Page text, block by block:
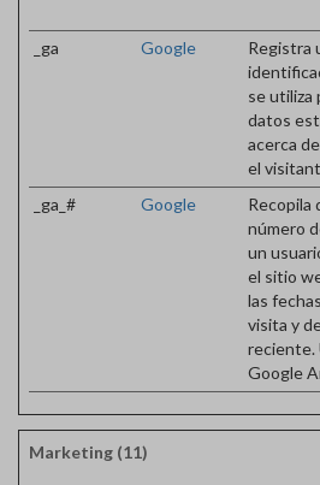
_ga
Google
Registra
se utiliza
datos
acerca
el
_ga_# Google
Recopila
número
un
el sitio
las
visita y
reciente.
Google
Marketing (11)